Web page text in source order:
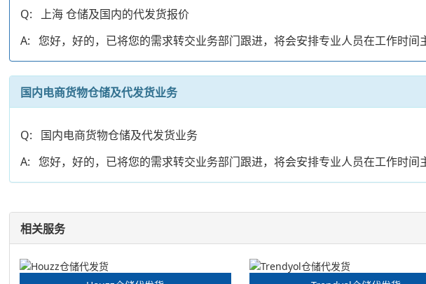
Q: 上海 仓储及国内的代发货报价
A: 您好，好的，已将您的需求转交业务部门跟进，将会安排专业人员在工作时
国内电商货物仓储及代发货业务
Q: 国内电商货物仓储及代发货业务
A: 您好，好的，已将您的需求转交业务部门跟进，将会安排专业人员在工作时
相关服务